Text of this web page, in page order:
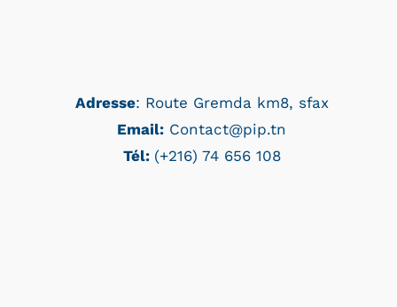
Adresse: Route Gremda km8, sfax
Email: Contact@pip.tn
Tél: (+216) 74 656 108